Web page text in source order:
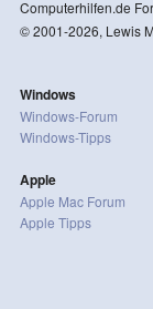
Computerhilfen.de
© 2001-2026, Lewis
Windows
Windows-Forum
Windows-Tipps
Apple
Apple Mac Forum
Apple Tipps